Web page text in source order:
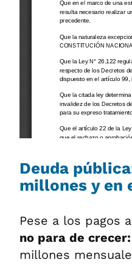
Deuda
millones y en
Pese a los pagos
no para de crecer:
millones